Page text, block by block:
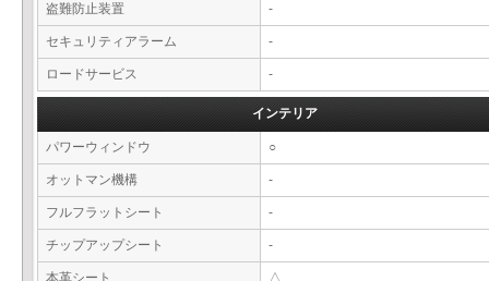
盗難防止装置 -
セキュリティアラーム -
ロードサービス -
インテリア
パワーウィンドウ ○
オットマン機構 -
フルフラットシート -
チップアップシート -
本革シート △